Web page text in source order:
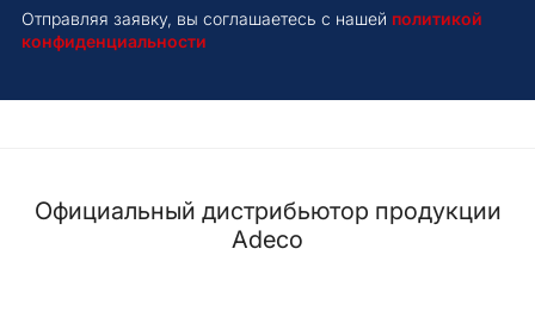
Отправляя заявку, вы соглашаетесь с нашей политикой
конфиденциальности
Официальный дистрибьютор продукции
Adeco